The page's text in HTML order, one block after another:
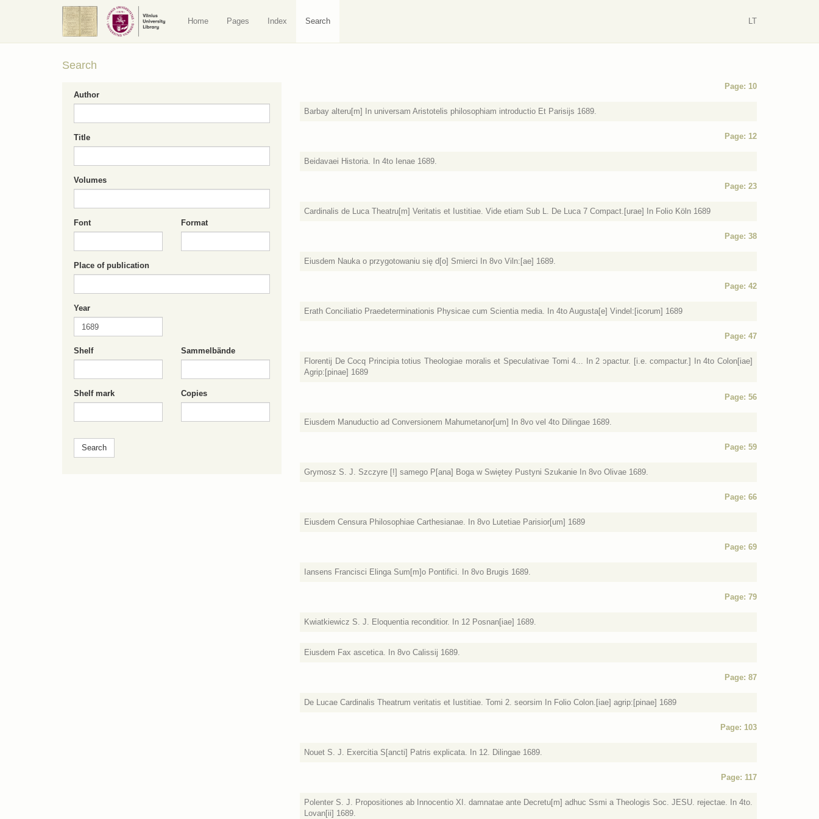
Home Pages Index Search LT
Search
Page: 10
Barbay alteru[m] In universam Aristotelis philosophiam introductio Et Parisijs 1689.
Page: 12
Beidavaei Historia. In 4to Ienae 1689.
Page: 23
Cardinalis de Luca Theatru[m] Veritatis et Iustitiae. Vide etiam Sub L. De Luca 7 Compact.[urae] In Folio Köln 1689
Page: 38
Eiusdem Nauka o przygotowaniu się d[o] Smierci In 8vo Viln:[ae] 1689.
Page: 42
Erath Conciliatio Praedeterminationis Physicae cum Scientia media. In 4to Augusta[e] Vindel:[icorum] 1689
Page: 47
Florentij De Cocq Principia totius Theologiae moralis et Speculativae Tomi 4... In 2 ɔpactur. [i.e. compactur.] In 4to Colon[iae]
Agrip:[pinae] 1689
Page: 56
Eiusdem Manuductio ad Conversionem Mahumetanor[um] In 8vo vel 4to Dilingae 1689.
Page: 59
Grymosz S. J. Szczyre [!] samego P[ana] Boga w Swiętey Pustyni Szukanie In 8vo Olivae 1689.
Page: 66
Eiusdem Censura Philosophiae Carthesianae. In 8vo Lutetiae Parisior[um] 1689
Page: 69
Iansens Francisci Elinga Sum[m]o Pontifici. In 8vo Brugis 1689.
Page: 79
Kwiatkiewicz S. J. Eloquentia reconditior. In 12 Posnan[iae] 1689.
Eiusdem Fax ascetica. In 8vo Calissij 1689.
Page: 87
De Lucae Cardinalis Theatrum veritatis et Iustitiae. Tomi 2. seorsim In Folio Colon.[iae] agrip:[pinae] 1689
Page: 103
Nouet S. J. Exercitia S[ancti] Patris explicata. In 12. Dilingae 1689.
Page: 117
Polenter S. J. Propositiones ab Innocentio XI. damnatae ante Decretu[m] adhuc Ssmi a Theologis Soc. JESU. rejectae. In 4to.
Lovan[ii] 1689.
Author
Title
Volumes
Font Format
Place of publication
Year
Shelf Sammelbände
Shelf mark Copies